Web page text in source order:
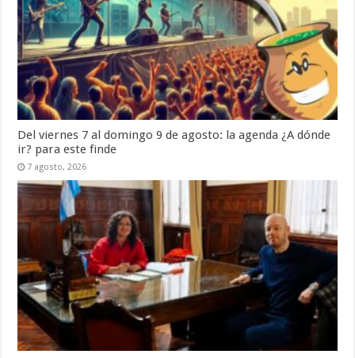
Del viernes 7 al domingo 9 de agosto: la agenda ¿A dónde
ir? para este finde
7 agosto, 2026